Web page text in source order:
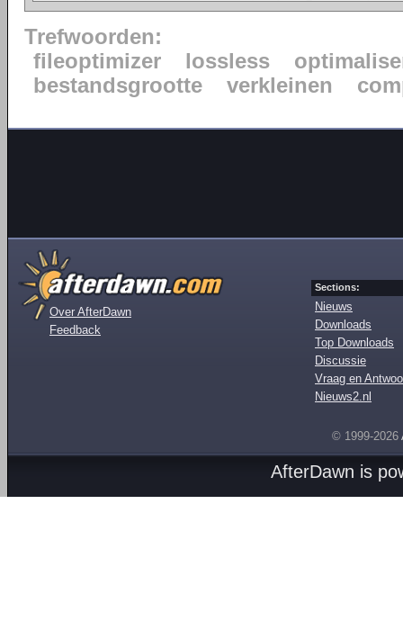
Trefwoorden:
fileoptimizer
lossless
bestandsgrootte
verkleinen
Over AfterDawn
Feedback
Sections:
Nieuws
Downloads
Top Downloads
Discussie
Vraag en
Nieuws2.nl
© 1999-2026
AfterDawn is